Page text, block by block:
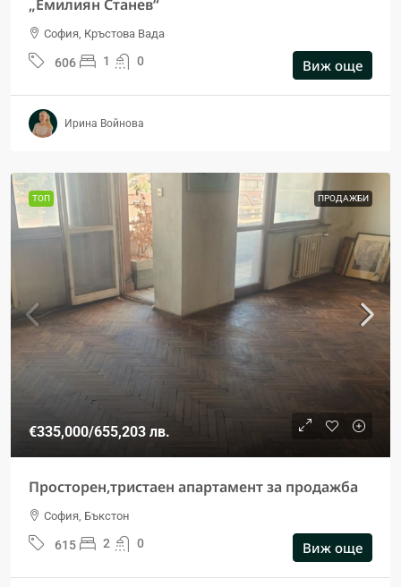
„Емилиян Станев“
София, Кръстова Вада
606 1 0 Виж още
Ирина Войнова
ТОП ПРОДАЖБИ
€335,000/655,203 лв.
Просторен,тристаен апартамент за продажба
София, Бъкстон
615 2 0 Виж още